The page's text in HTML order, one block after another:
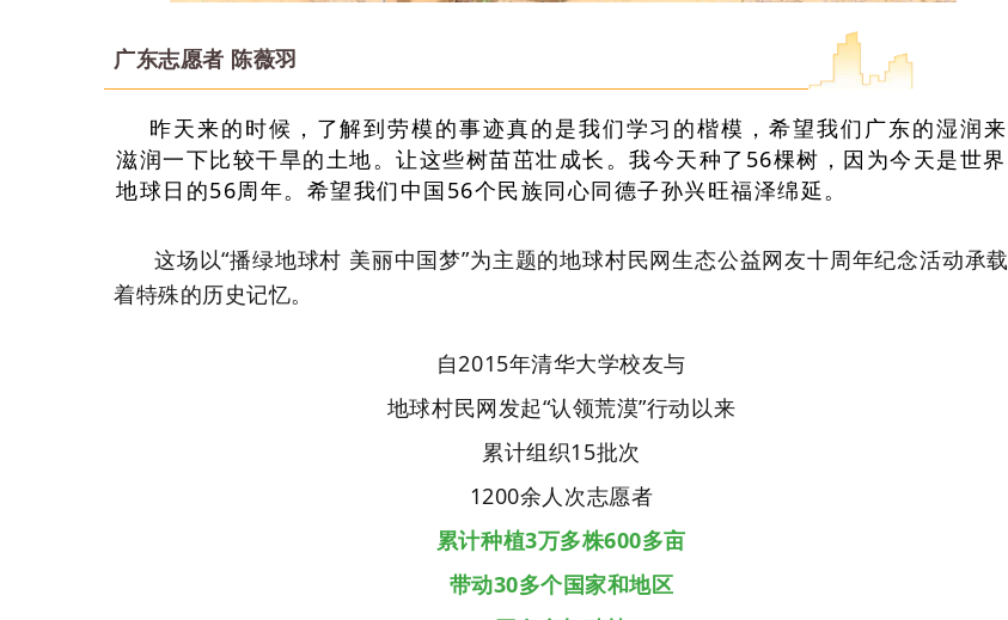
广东志愿者 陈薇羽
昨天来的时候，了解到劳模的事迹真的是我们学习的楷模，希望我们广东的湿润来
滋润一下比较干旱的土地。让这些树苗茁壮成长。我今天种了56棵树，因为今天是世界
地球日的56周年。希望我们中国56个民族同心同德子孙兴旺福泽绵延。
这场以“播绿地球村 美丽中国梦”为主题的地球村民网生态公益网友十周年纪念活动承载
着特殊的历史记忆。
自2015年清华大学校友与
地球村民网发起“认领荒漠”行动以来
累计组织15批次
1200余人次志愿者
累计种植3万多株600多亩
带动30多个国家和地区